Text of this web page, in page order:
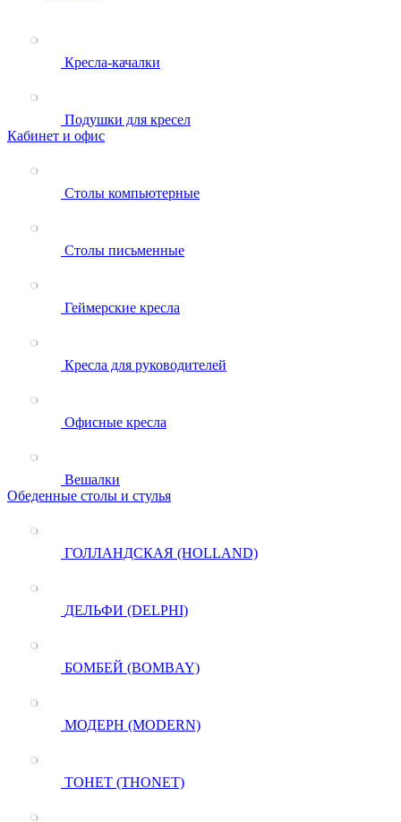
Кресла-качалки
Подушки для кресел
Кабинет и офис
Столы компьютерные
Столы письменные
Геймерские кресла
Кресла для руководителей
Офисные кресла
Вешалки
Обеденные столы и стулья
ГОЛЛАНДСКАЯ (HOLLAND)
ДЕЛЬФИ (DELPHI)
БОМБЕЙ (BOMBAY)
МОДЕРН (MODERN)
ТОНЕТ (THONET)